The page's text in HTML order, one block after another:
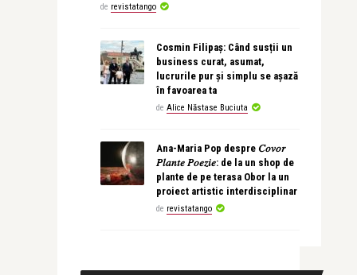
de revistatango
Cosmin Filipaș: Când susții un
business curat, asumat,
lucrurile pur și simplu se așază
în favoarea ta
de Alice Năstase Buciuta
Ana-Maria Pop despre 𝐶𝑜𝑣𝑜𝑟
𝑃𝑙𝑎𝑛𝑡𝑒 𝑃𝑜𝑒𝑧𝑖𝑒: de la un shop de
plante de pe terasa Obor la un
proiect artistic interdisciplinar
de revistatango